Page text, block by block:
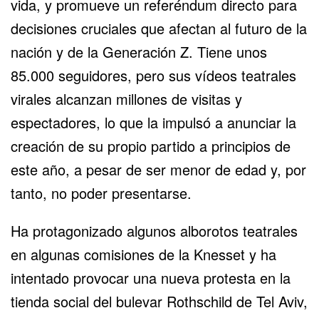
vida, y promueve un referéndum directo para
decisiones cruciales que afectan al futuro de la
nación y de la Generación Z. Tiene unos
85.000 seguidores, pero sus vídeos teatrales
virales alcanzan millones de visitas y
espectadores, lo que la impulsó a anunciar la
creación de su propio partido a principios de
este año, a pesar de ser menor de edad y, por
tanto, no poder presentarse.
Ha protagonizado algunos alborotos teatrales
en algunas comisiones de la Knesset y ha
intentado provocar una nueva protesta en la
tienda social del bulevar Rothschild de Tel Aviv,